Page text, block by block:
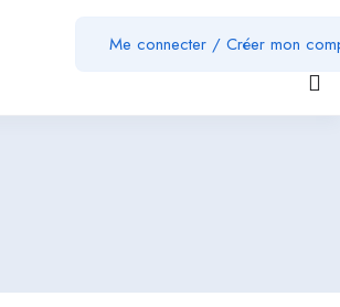
Me connecter / Créer mon